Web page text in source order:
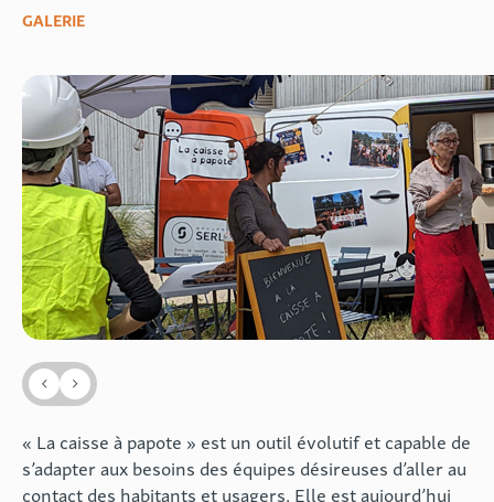
GALERIE
« La caisse à papote » est un outil évolutif et capable de
s’adapter aux besoins des équipes désireuses d’aller au
contact des habitants et usagers. Elle est aujourd’hui